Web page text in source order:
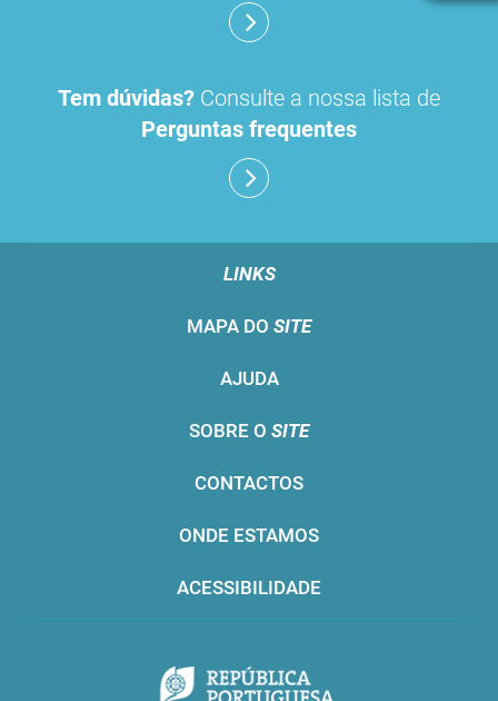
Tem dúvidas? Consulte a nossa lista de
Perguntas frequentes
LINKS
MAPA DO SITE
AJUDA
SOBRE O SITE
CONTACTOS
ONDE ESTAMOS
ACESSIBILIDADE